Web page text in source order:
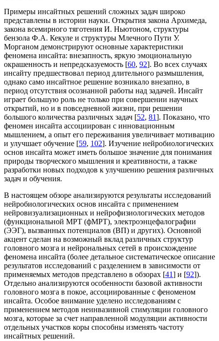
Примеры инсайтных решений сложных задач широко
представлены в истории науки. Открытия закона Архимеда,
закона всемирного тяготения И. Ньютоном, структуры
бензола Ф.А. Кекуле и структуры Млечного Пути У.
Морганом демонстрируют основные характеристики
феномена инсайта: внезапность, яркую эмоциональную
окрашенность и непредсказуемость [60, 92]. Во всех случаях
инсайту предшествовал период длительного размышления,
однако само инсайтное решение возникало внезапно, в
период отсутствия осознанной работы над задачей. Инсайт
играет большую роль не только при совершении научных
открытий, но и в повседневной жизни, при решении
большого количества различных задач [52, 81]. Показано, что
феномен инсайта ассоциирован с инновационным
мышлением, а опыт его переживания увеличивает мотивацию
и улучшает обучение [59, 102]. Изучение нейробиологических
основ инсайта может иметь большое значение для понимания
природы творческого мышления и креативности, а также
разработки новых подходов к улучшению решения различных
задач и обучения.
В настоящем обзоре анализируются результаты исследований
нейробиологических основ инсайта с применением
нейровизуализационных и нейрофизиологических методов
(функциональной МРТ (фМРТ), электроэнцефалографии
(ЭЭГ), вызванных потенциалов (ВП) и других). Основной
акцент сделан на возможный вклад различных структур
головного мозга и нейрональных сетей в происхождение
феномена инсайта (более детальное систематическое описание
результатов исследований с разделением в зависимости от
применяемых методов представлено в обзорах [41] и [92]).
Отдельно анализируются особенности базовой активности
головного мозга в покое, ассоциированные с феноменом
инсайта. Особое внимание уделено исследованиям с
применением методов неинвазивной стимуляции головного
мозга, которые за счет направленной модуляции активности
отдельных участков коры способны изменять частоту
инсайтных решений.